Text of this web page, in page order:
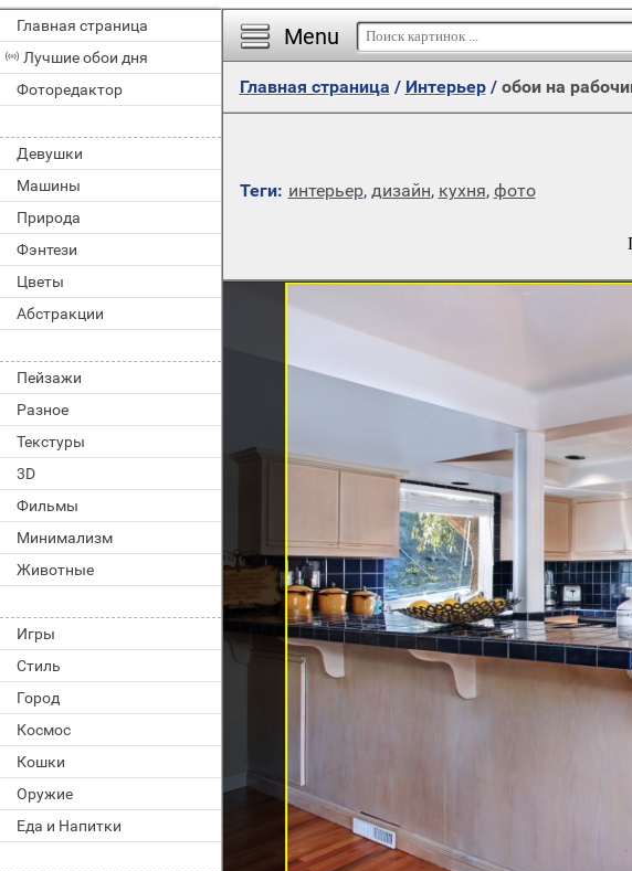
Главная страница
Лучшие обои дня
Фоторедактор
Девушки
Машины
Природа
Фэнтези
Цветы
Абстракции
Пейзажи
Разное
Текстуры
3D
Фильмы
Минимализм
Животные
Игры
Стиль
Город
Космос
Кошки
Оружие
Еда и Напитки
Menu
Главная страница / Интерьер/ обои на
Теги: интерьер, дизайн, кухня, фото